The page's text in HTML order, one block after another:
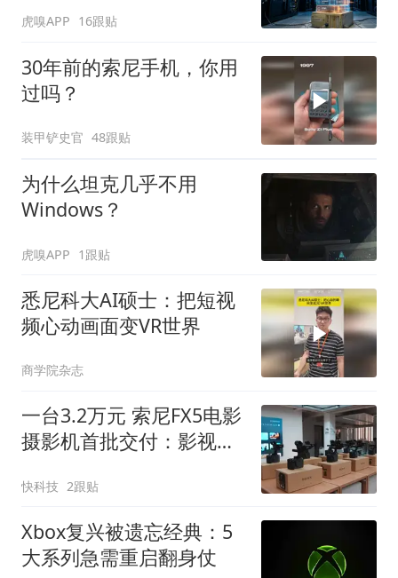
虎嗅APP 16跟贴
30年前的索尼手机，你用
过吗？
装甲铲史官 48跟贴
为什么坦克几乎不用
Windows？
虎嗅APP 1跟贴
悉尼科大AI硕士：把短视
频心动画面变VR世界
商学院杂志
一台3.2万元 索尼FX5电影
摄影机首批交付：影视飓
快科技 2跟贴
Xbox复兴被遗忘经典：5
大系列急需重启翻身仗